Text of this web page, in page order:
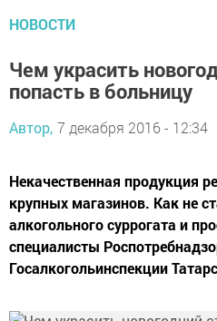
НОВОСТИ
Чем украсить
попасть в больницу
Автор, 7 декабря 2016 - 12:34
Некачественная продукция
крупных магазинов. Как не
алкогольного суррогата и
специалисты
Госалкогольинспекции